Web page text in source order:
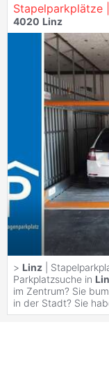
Stapelparkplätze
4020 Linz
> Linz |
Parkplatzsuche in
im Zentrum? Sie
in der Stadt? Sie